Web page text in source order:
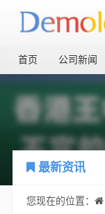
首页 公司新闻
最新资讯
您现在的位置：